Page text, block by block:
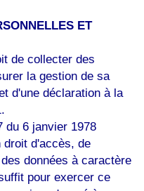
ET
de collecter des
la gestion de sa
d'une déclaration à la
du 6 janvier 1978
droit d'accès, de
données à caractère
pour exercer ce